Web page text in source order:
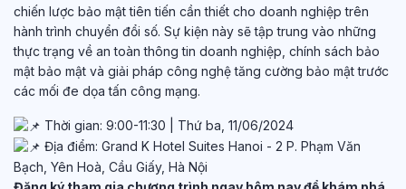
chiến lược bảo mật tiên tiến cần thiết cho doanh nghiệp trên
hành trình chuyển đổi số. Sự kiện này sẽ tập trung vào những
thực trạng về an toàn thông tin doanh nghiệp, chính sách bảo
mật bảo mật và giải pháp công nghệ tăng cường bảo mật trước
các mối đe dọa tấn công mạng.
Thời gian: 9:00-11:30 | Thứ ba, 11/06/2024
Địa điểm: Grand K Hotel Suites Hanoi - 2 P. Phạm Văn
Bạch, Yên Hoà, Cầu Giấy, Hà Nội